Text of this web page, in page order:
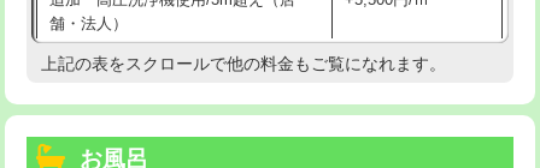
舗・法人）
高度高圧洗浄換 現地調査
上記の表をスクロールで他の料金もご覧になれます。
お風呂